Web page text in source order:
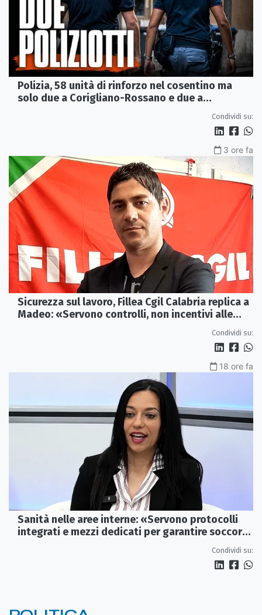
Polizia, 58 unità di rinforzo nel cosentino ma
solo due a Corigliano-Rossano e due a
Condividi su:
3 ore fa
Sicurezza sul lavoro, Fillea Cgil Calabria replica a
Madeo: «Servono controlli, non incentivi alle
Condividi su:
18 ore fa
Sanità nelle aree interne: «Servono protocolli
integrati e mezzi dedicati per garantire soccorsi
Condividi su: